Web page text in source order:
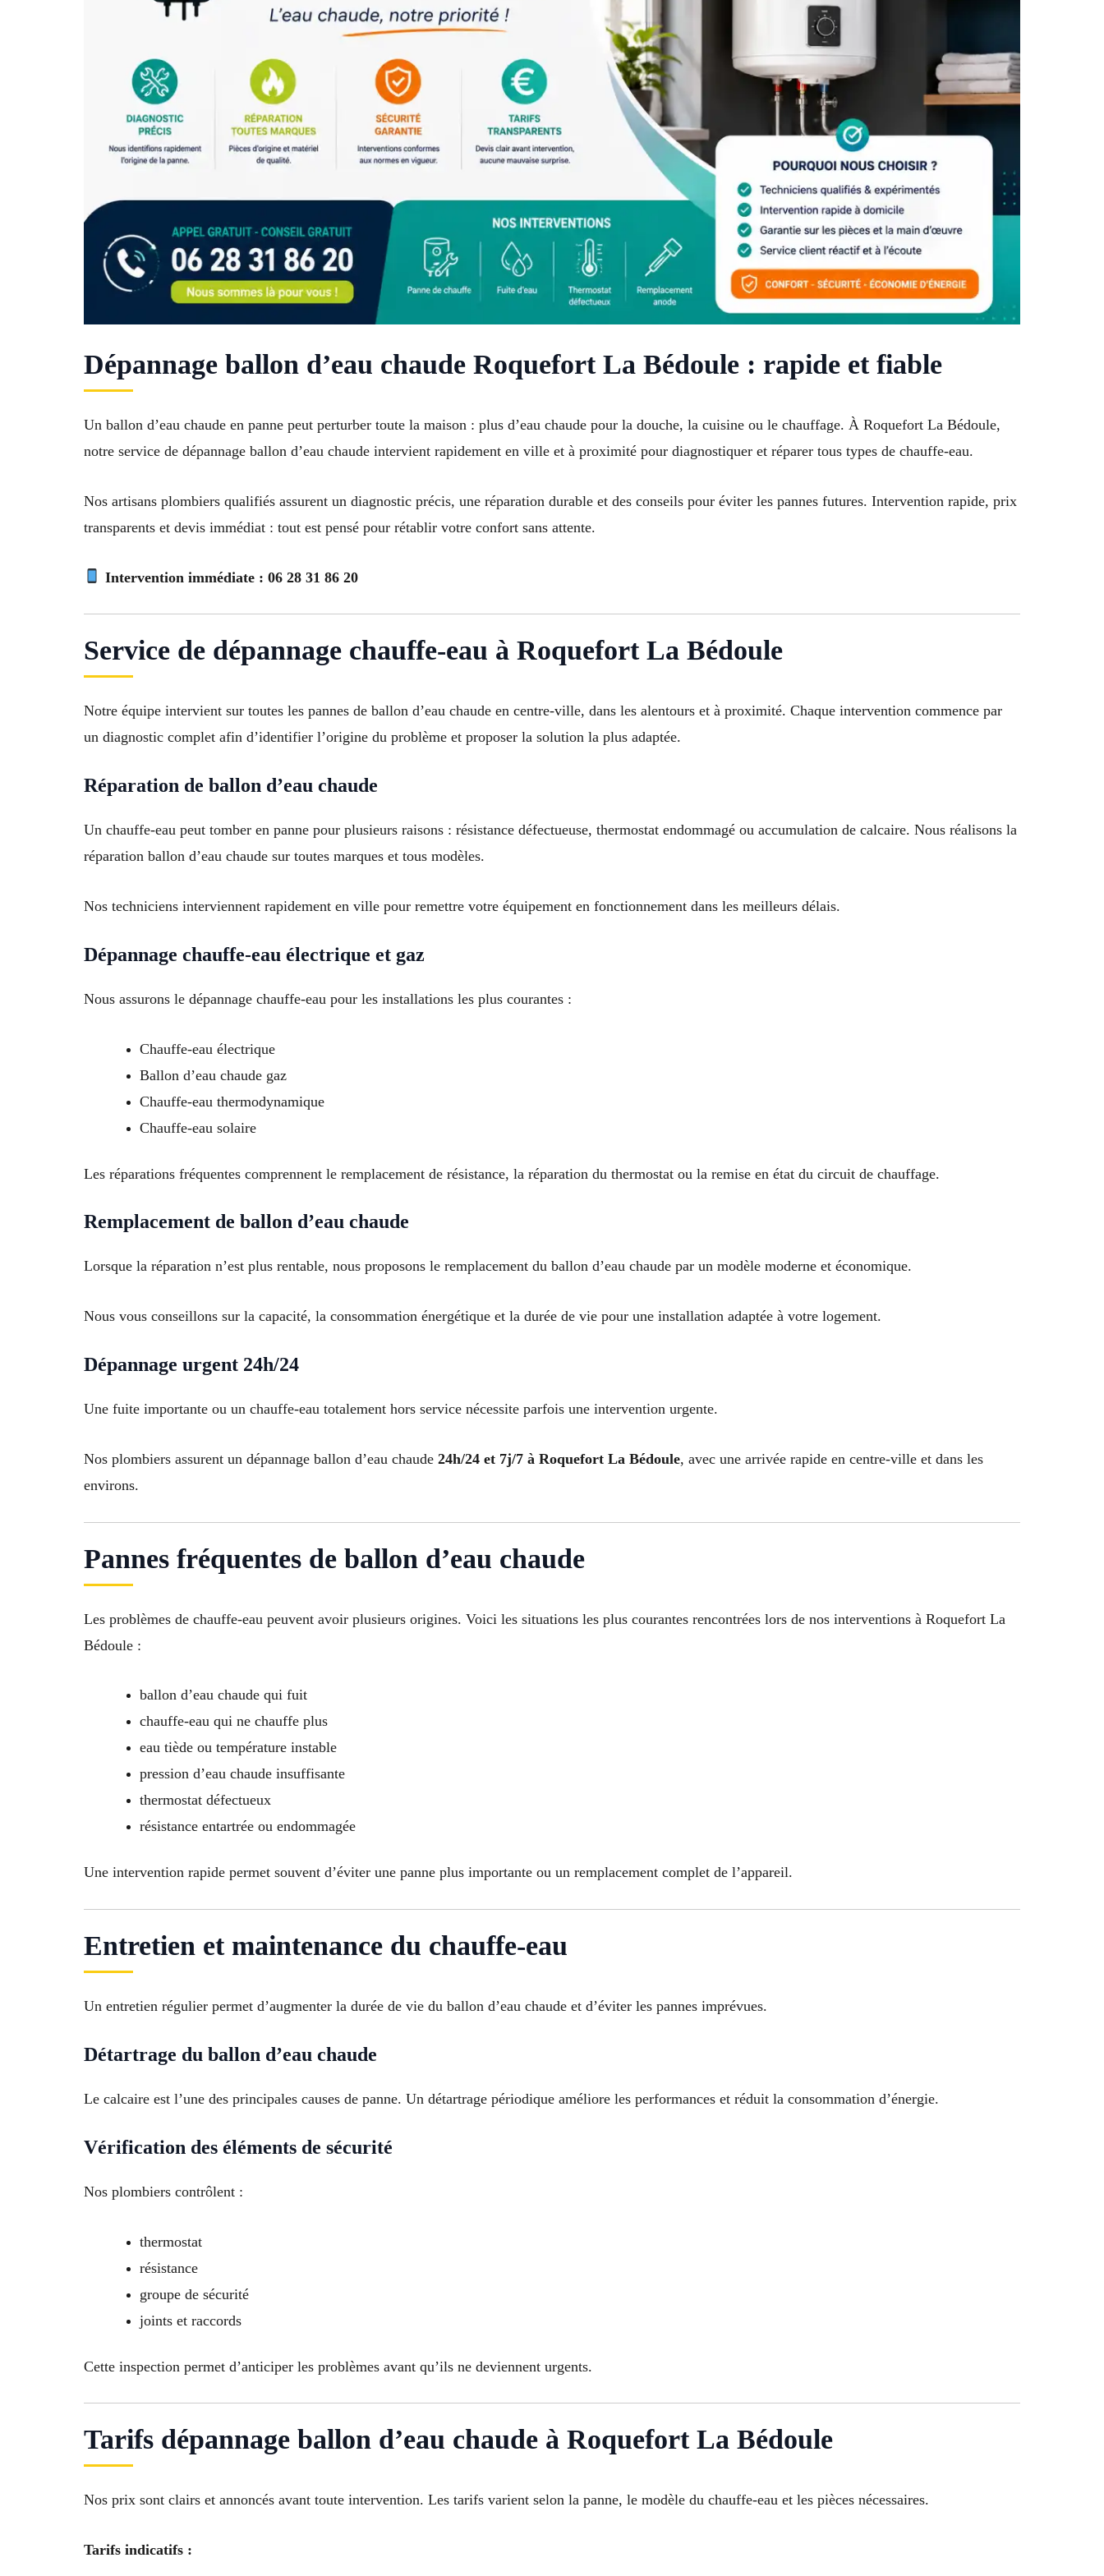
Dépannage ballon d’eau chaude Roquefort La Bédoule : rapide et fiable
Un ballon d’eau chaude en panne peut perturber toute la maison : plus d’eau chaude pour la douche, la cuisine ou le chauffage. À Roquefort La Bédoule,
notre service de dépannage ballon d’eau chaude intervient rapidement en ville et à proximité pour diagnostiquer et réparer tous types de chauffe-eau.
Nos artisans plombiers qualifiés assurent un diagnostic précis, une réparation durable et des conseils pour éviter les pannes futures. Intervention rapide, prix
transparents et devis immédiat : tout est pensé pour rétablir votre confort sans attente.
Intervention immédiate : 06 28 31 86 20
Service de dépannage chauffe-eau à Roquefort La Bédoule
Notre équipe intervient sur toutes les pannes de ballon d’eau chaude en centre-ville, dans les alentours et à proximité. Chaque intervention commence par
un diagnostic complet afin d’identifier l’origine du problème et proposer la solution la plus adaptée.
Réparation de ballon d’eau chaude
Un chauffe-eau peut tomber en panne pour plusieurs raisons : résistance défectueuse, thermostat endommagé ou accumulation de calcaire. Nous réalisons la
réparation ballon d’eau chaude sur toutes marques et tous modèles.
Nos techniciens interviennent rapidement en ville pour remettre votre équipement en fonctionnement dans les meilleurs délais.
Dépannage chauffe-eau électrique et gaz
Nous assurons le dépannage chauffe-eau pour les installations les plus courantes :
Chauffe-eau électrique
Ballon d’eau chaude gaz
Chauffe-eau thermodynamique
Chauffe-eau solaire
Les réparations fréquentes comprennent le remplacement de résistance, la réparation du thermostat ou la remise en état du circuit de chauffage.
Remplacement de ballon d’eau chaude
Lorsque la réparation n’est plus rentable, nous proposons le remplacement du ballon d’eau chaude par un modèle moderne et économique.
Nous vous conseillons sur la capacité, la consommation énergétique et la durée de vie pour une installation adaptée à votre logement.
Dépannage urgent 24h/24
Une fuite importante ou un chauffe-eau totalement hors service nécessite parfois une intervention urgente.
Nos plombiers assurent un dépannage ballon d’eau chaude 24h/24 et 7j/7 à Roquefort La Bédoule, avec une arrivée rapide en centre-ville et dans les
environs.
Pannes fréquentes de ballon d’eau chaude
Les problèmes de chauffe-eau peuvent avoir plusieurs origines. Voici les situations les plus courantes rencontrées lors de nos interventions à Roquefort La
Bédoule :
ballon d’eau chaude qui fuit
chauffe-eau qui ne chauffe plus
eau tiède ou température instable
pression d’eau chaude insuffisante
thermostat défectueux
résistance entartrée ou endommagée
Une intervention rapide permet souvent d’éviter une panne plus importante ou un remplacement complet de l’appareil.
Entretien et maintenance du chauffe-eau
Un entretien régulier permet d’augmenter la durée de vie du ballon d’eau chaude et d’éviter les pannes imprévues.
Détartrage du ballon d’eau chaude
Le calcaire est l’une des principales causes de panne. Un détartrage périodique améliore les performances et réduit la consommation d’énergie.
Vérification des éléments de sécurité
Nos plombiers contrôlent :
thermostat
résistance
groupe de sécurité
joints et raccords
Cette inspection permet d’anticiper les problèmes avant qu’ils ne deviennent urgents.
Tarifs dépannage ballon d’eau chaude à Roquefort La Bédoule
Nos prix sont clairs et annoncés avant toute intervention. Les tarifs varient selon la panne, le modèle du chauffe-eau et les pièces nécessaires.
Tarifs indicatifs :